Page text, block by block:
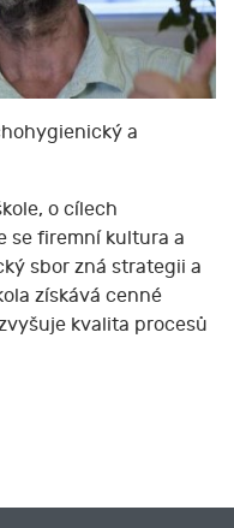
a
o cílech
se firemní kultura a
sbor zná strategii a
získává cenné
kvalita procesů